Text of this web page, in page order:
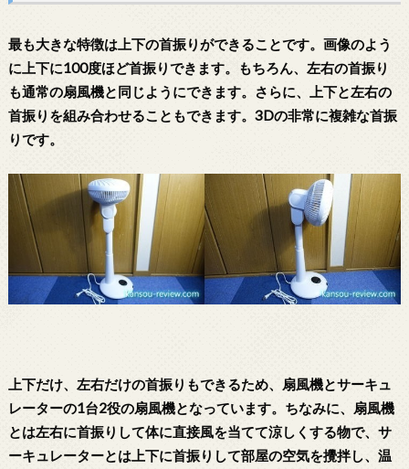
最も大きな特徴は上下の首振りができることです。画像のよう
に上下に100度ほど首振りできます。もちろん、左右の首振り
も通常の扇風機と同じようにできます。さらに、上下と左右の
首振りを組み合わせることもできます。3Dの非常に複雑な首振
りです。
上下だけ、左右だけの首振りもできるため、扇風機とサーキュ
レーターの1台2役の扇風機となっています。ちなみに、扇風機
とは左右に首振りして体に直接風を当てて涼しくする物で、サ
ーキュレーターとは上下に首振りして部屋の空気を攪拌し、温